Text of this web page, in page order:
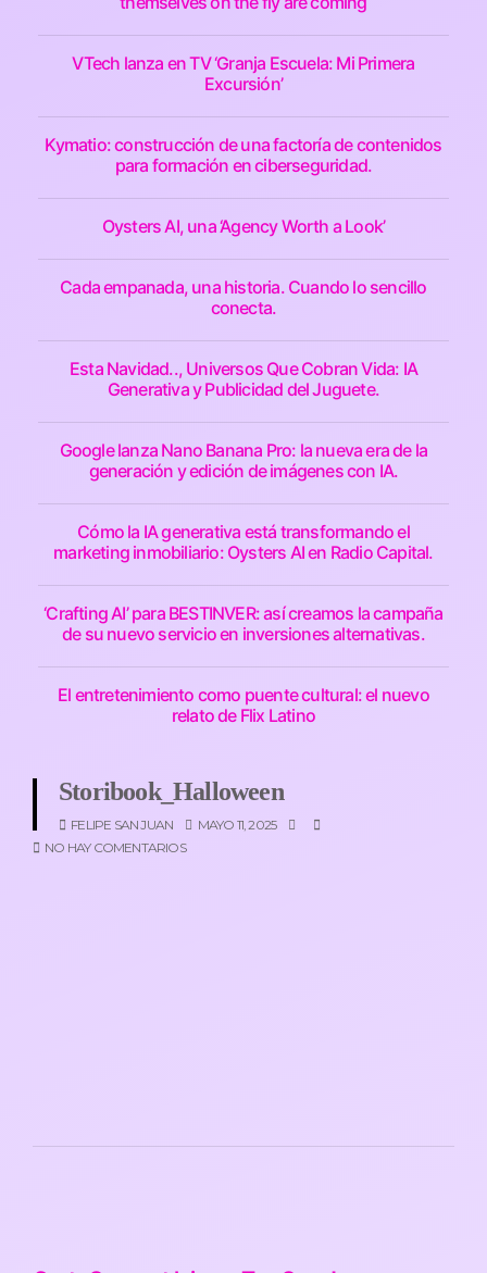
VTech lanza en TV ‘Granja Escuela: Mi Primera
Excursión’
Kymatio: construcción de una factoría de contenidos
para formación en ciberseguridad.
Oysters AI, una ‘Agency Worth a Look’
Cada empanada, una historia. Cuando lo sencillo
conecta.
Esta Navidad.., Universos Que Cobran Vida: IA
Generativa y Publicidad del Juguete.
Google lanza Nano Banana Pro: la nueva era de la
generación y edición de imágenes con IA.
Cómo la IA generativa está transformando el
marketing inmobiliario: Oysters AI en Radio Capital.
‘Crafting AI’ para BESTINVER: así creamos la campaña
de su nuevo servicio en inversiones alternativas.
El entretenimiento como puente cultural: el nuevo
relato de Flix Latino
Storibook_Halloween
FELIPE SAN JUAN
MAYO 11, 2025
NO HAY COMENTARIOS